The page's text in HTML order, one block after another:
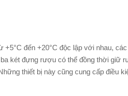
đến +20°C độc lập với nhau, các
két đựng rượu có thể đồng thời giữ
thiết bị này cũng cung cấp điều